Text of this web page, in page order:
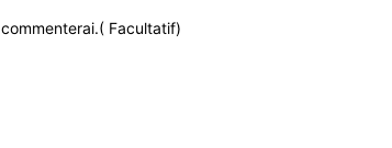
Facultatif)